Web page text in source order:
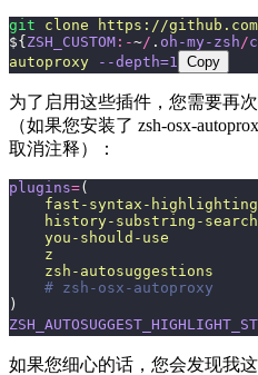
git clone https://
${ ZSH_CUSTOM :-~/ . oh-my-zsh /
autoproxy --depth=1 Copy
为了启用这些插件，您需要再
（如果您安装了 zsh-osx-
取消注释）：
plugins=(
    fast-syntax-highlighting
    history-substring-search
    you-should-use
    z
    zsh-autosuggestions
    # zsh-osx-autoproxy
)
如果您细心的话，您会发现我